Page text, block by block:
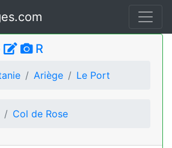
R
Ariège Le Port
Col de Rose